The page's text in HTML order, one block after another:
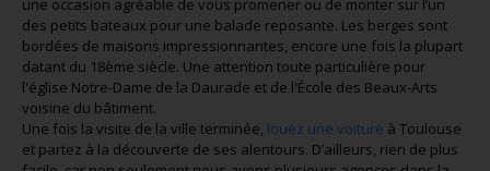
une occasion agréable de vous promener ou de monter sur l’un
des petits bateaux pour une balade reposante. Les berges sont
bordées de maisons impressionnantes, encore une fois la plupart
datant du 18ème siècle. Une attention toute particulière pour
l'église Notre-Dame de la Daurade et de l'École des Beaux-Arts
voisine du bâtiment.
Une fois la visite de la ville terminée, louez une voiture à Toulouse
et partez à la découverte de ses alentours. D’ailleurs, rien de plus